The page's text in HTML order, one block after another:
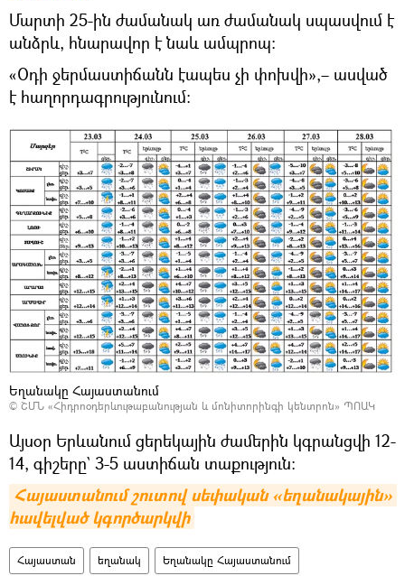
Մարտի 25-ին ժամանակ առ ժամանակ սպասվում է
անձրև, հնարավոր է նաև ամպրոպ:
«Օդի ջերմաստիճանն էապես չի փոխվի»,– ասված
է հաղորդագրությունում։
Եղանակը Հայաստանում
© ՇՄՆ «Հիդրոօդերևութաբանության և մոնիտորինգի կենտրոն» ՊՈԱԿ
Այսօր Երևանում ցերեկային ժամերին կգրանցվի 12-
14, գիշերը` 3-5 աստիճան տաքություն։
Հայաստանում շուտով սեփական «եղանակային»
հավելված կգործարկվի
Հայաստան եղանակ Եղանակը Հայաստանում